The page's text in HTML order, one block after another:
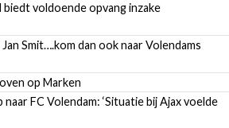
voldoende opvang inzake
Smit….kom dan ook naar Volendams
op Marken
FC Volendam: ‘Situatie bij Ajax voelde